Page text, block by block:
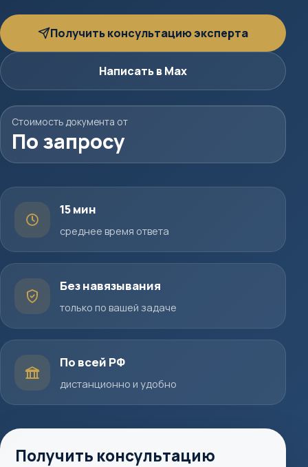
Получить консультацию эксперта
Написать в Max
Стоимость документа от
По запросу
15 мин
среднее время ответа
Без навязывания
только по вашей задаче
По всей РФ
дистанционно и удобно
Получить консультацию